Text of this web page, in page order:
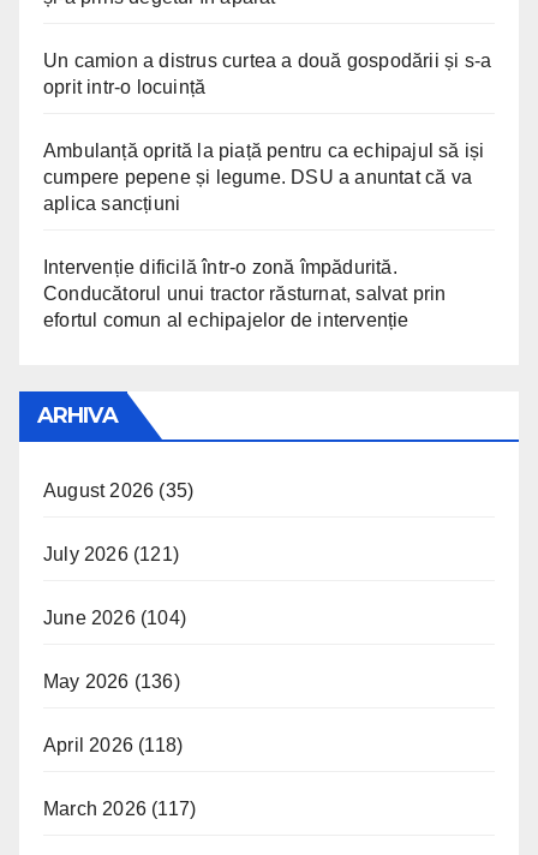
Un camion a distrus curtea a două gospodării și s-a
oprit intr-o locuință
Ambulanță oprită la piață pentru ca echipajul să iși
cumpere pepene și legume. DSU a anuntat că va
aplica sancțiuni
Intervenție dificilă într-o zonă împădurită.
Conducătorul unui tractor răsturnat, salvat prin
efortul comun al echipajelor de intervenție
ARHIVA
August 2026 (35)
July 2026(121)
June 2026(104)
May 2026 (136)
April 2026 (118)
March 2026 (117)